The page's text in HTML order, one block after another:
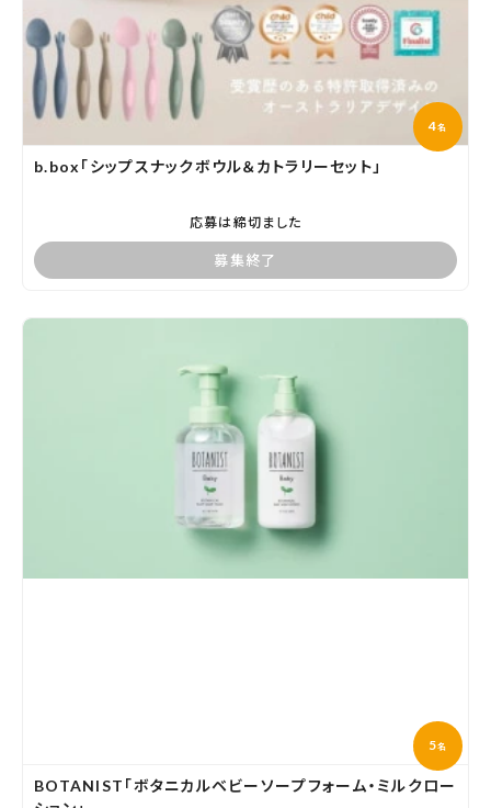
4名
b.box「シップスナックボウル＆カトラリーセット」
応募は締切ました
募集終了
5名
BOTANIST「ボタニカルベビーソープフォーム・ミルクロー